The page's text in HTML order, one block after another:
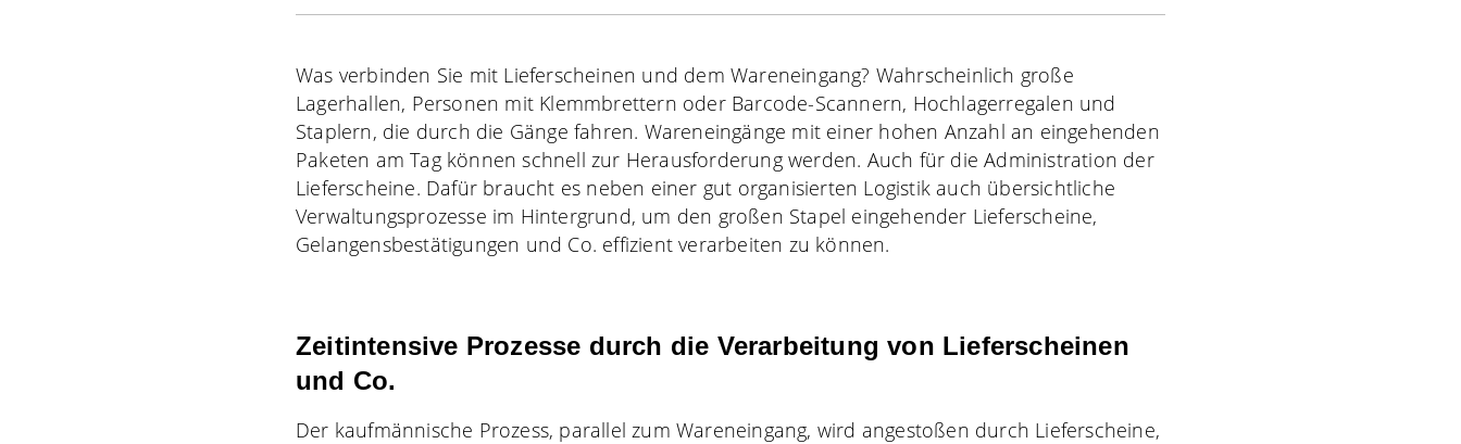
Was verbinden Sie mit Lieferscheinen und dem Wareneingang? Wahrscheinlich große
Lagerhallen, Personen mit Klemmbrettern oder Barcode-Scannern, Hochlagerregalen und
Staplern, die durch die Gänge fahren. Wareneingänge mit einer hohen Anzahl an eingehenden
Paketen am Tag können schnell zur Herausforderung werden. Auch für die Administration der
Lieferscheine. Dafür braucht es neben einer gut organisierten Logistik auch übersichtliche
Verwaltungsprozesse im Hintergrund, um den großen Stapel eingehender Lieferscheine,
Gelangensbestätigungen und Co. effizient verarbeiten zu können.
Zeitintensive Prozesse durch die Verarbeitung von Lieferscheinen
und Co.
Der kaufmännische Prozess, parallel zum Wareneingang, wird angestoßen durch Lieferscheine,